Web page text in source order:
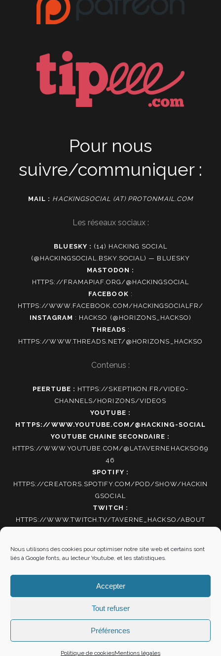
Nous utilisons des cookies pour optimiser notre site web et certains sont
liés à Google fonts, au lecteur Youtube, et les statistiques.
Accepter
Tout refuser
Préférences
Politique de cookiesMentions légales
Pour nous
suivre/communiquer :
MAIL : HACKINGSOCIAL (AT) PROTONMAIL.COM
Les réseaux sociaux :
BLUESKY : (14) HACKING SOCIAL
(@HACKINGSOCIAL.BSKY.SOCIAL) — BLUESKY
MASTODON :
HTTPS://FRAMAPIAF.ORG/@HACKINGSOCIAL
FACEBOOK :
HTTPS://WWW.FACEBOOK.COM/HACKINGSOCIALFR/
INSTAGRAM : HACKSO (@HORIZONS_HACKSO)
THREADS :
HTTPS://WWW.THREADS.NET/@HORIZONS_HACKSO
Contenus :
PEERTUBE : HTTPS://SKEPTIKON.FR/VIDEO-
CHANNELS/HORIZONS/VIDEOS
YOUTUBE :
HTTPS://WWW.YOUTUBE.COM/@HACKING-SOCIAL
YOUTUBE CHAINE SECONDAIRE :
HTTPS://WWW.YOUTUBE.COM/@LATAVERNEHACKSO69
46
SPOTIFY :
HTTPS://CREATORS.SPOTIFY.COM/POD/SHOW/HACKIN
GSOCIAL
TWITCH :
HTTPS://WWW.TWITCH.TV/TAVERNE_HACKSO/ABOUT
Mentions Légales|Politique de cookies
"SOYEZ RÉSOLUS DE NE SERVIR PLUS ET VOUS VOILÀ